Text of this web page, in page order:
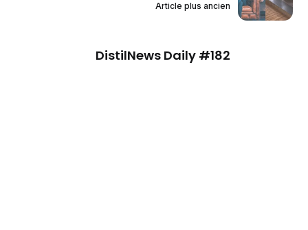
Article plus ancien
DistilNews Daily #182